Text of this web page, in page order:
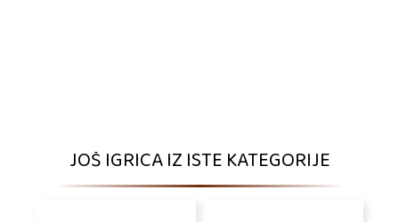
JOŠ IGRICA IZ ISTE KATEGORIJE